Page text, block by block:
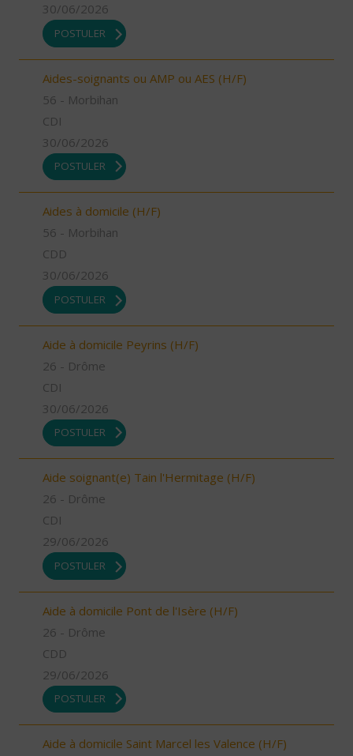
30/06/2026
POSTULER
Aides-soignants ou AMP ou AES (H/F)
56 - Morbihan
CDI
30/06/2026
POSTULER
Aides à domicile (H/F)
56 - Morbihan
CDD
30/06/2026
POSTULER
Aide à domicile Peyrins (H/F)
26 - Drôme
CDI
30/06/2026
POSTULER
Aide soignant(e) Tain l'Hermitage (H/F)
26 - Drôme
CDI
29/06/2026
POSTULER
Aide à domicile Pont de l'Isère (H/F)
26 - Drôme
CDD
29/06/2026
POSTULER
Aide à domicile Saint Marcel les Valence (H/F)